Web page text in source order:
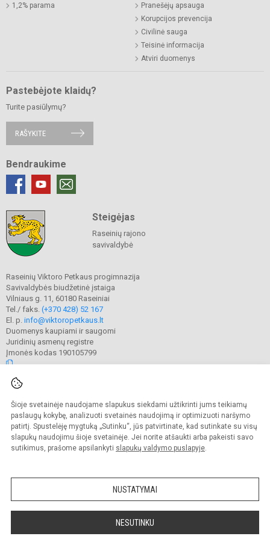
Šioje svetainėje naudojame slapukus siekdami užtikrinti jums teikiamų
paslaugų kokybę, analizuoti svetainės naudojimą ir optimizuoti naršymo
patirtį. Spustelėję mygtuką „Sutinku“, jūs patvirtinate, kad sutinkate su visų
slapukų naudojimu šioje svetainėje. Jei norite atšaukti arba pakeisti savo
sutikimus, prašome apsilankyti slapukų valdymo puslapyje.
NUSTATYMAI
NESUTINKU
1,2% parama
Pranešėjų apsauga
Korupcijos prevencija
Civilinė sauga
Teisinė informacija
Atviri duomenys
Pastebėjote klaidų?
Turite pasiūlymų?
RAŠYKITE
Bendraukime
Steigėjas
Raseinių rajono
savivaldybė
Raseinių Viktoro Petkaus progimnazija
Savivaldybės biudžetinė įstaiga
Vilniaus g. 11, 60180 Raseiniai
Tel./ faks. (+370 428) 52 167
El. p. info@viktoropetkaus.lt
Duomenys kaupiami ir saugomi
Juridinių asmenų registre
Įmonės kodas 190105799
Kopijuoti turinį be raštiško mokyklos administracijos sutikimo griežtai
draudžiama.
Prieinamumo paraiška Slapukų valdymas
Sumanus būdas atnaujinti